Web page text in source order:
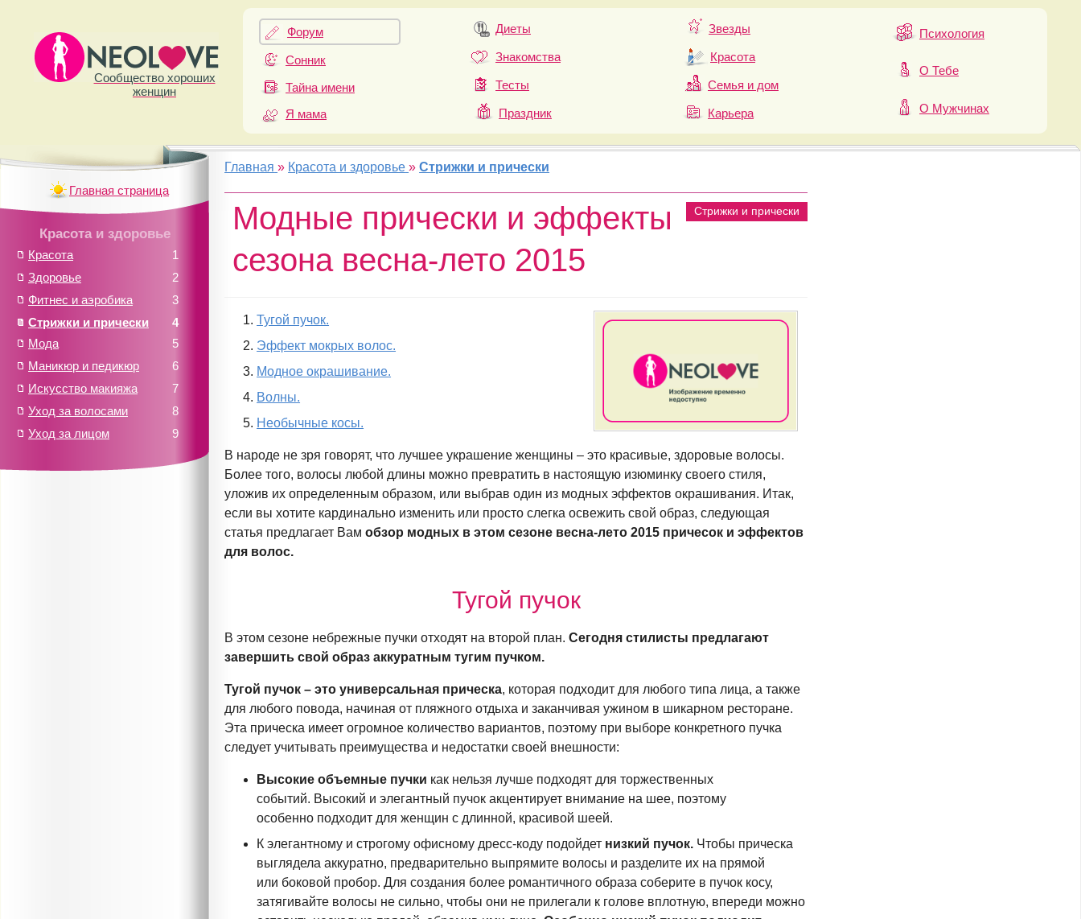
Сообщество хороших
женщин
Форум
Сонник
Тайна имени
Я мама
Диеты
Знакомства
Тесты
Праздник
Звезды
Красота
Семья и дом
Карьера
Психология
О Тебе
О Мужчинах
Главная » Красота и здоровье »Стрижки и прически
Стрижки и прически
Модные прически и эффекты
сезона весна-лето 2015
Тугой пучок.
Эффект мокрых волос.
Модное окрашивание.
Волны.
Необычные косы.
В народе не зря говорят, что лучшее украшение женщины – это красивые, здоровые волосы.
Более того, волосы любой длины можно превратить в настоящую изюминку своего стиля,
уложив их определенным образом, или выбрав один из модных эффектов окрашивания. Итак,
если вы хотите кардинально изменить или просто слегка освежить свой образ, следующая
статья предлагает Вамобзор модных в этом сезоне весна-лето 2015 причесок и эффектов
для волос.
Тугой пучок
В этом сезоне небрежные пучки отходят на второй план. Сегодня стилисты предлагают
завершить свой образ аккуратным тугим пучком.
Тугой пучок – это универсальная прическа, которая подходит для любого типа лица, а также
для любого повода, начиная от пляжного отдыха и заканчивая ужином в шикарном ресторане.
Эта прическа имеет огромное количество вариантов, поэтому при выборе конкретного пучка
следует учитывать преимущества и недостатки своей внешности:
Высокие объемные пучки как нельзя лучше подходят для торжественных
событий. Высокий и элегантный пучок акцентирует внимание на шее, поэтому
особенно подходит для женщин с длинной, красивой шеей.
К элегантному и строгому офисному дресс-коду подойдет низкий пучок. Чтобы прическа
выглядела аккуратно, предварительно выпрямите волосы и разделите их на прямой
или боковой пробор. Для создания более романтичного образа соберите в пучок косу,
затягивайте волосы не сильно, чтобы они не прилегали к голове вплотную, впереди можно
Главная страница
Красота и здоровье
1
Красота
2
Здоровье
3
Фитнес и аэробика
4
Стрижки и прически
5
Мода
6
Маникюр и педикюр
7
Искусство макияжа
8
Уход за волосами
9
Уход за лицом